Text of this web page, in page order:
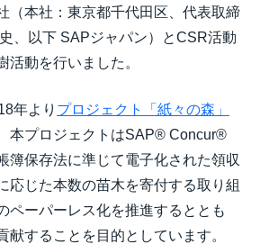
（本社：東京都千代田区、代表取締
、以下 SAPジャパン）とCSR活動
活動を行いました。
年より プロジェクト「紙々の森」
本プロジェクトはSAP® Concur®
簿保存法に準じて電子化された領収
応じた本数の苗木を寄付する取り組
ペーパーレス化を推進するととも
献することを目的としています。